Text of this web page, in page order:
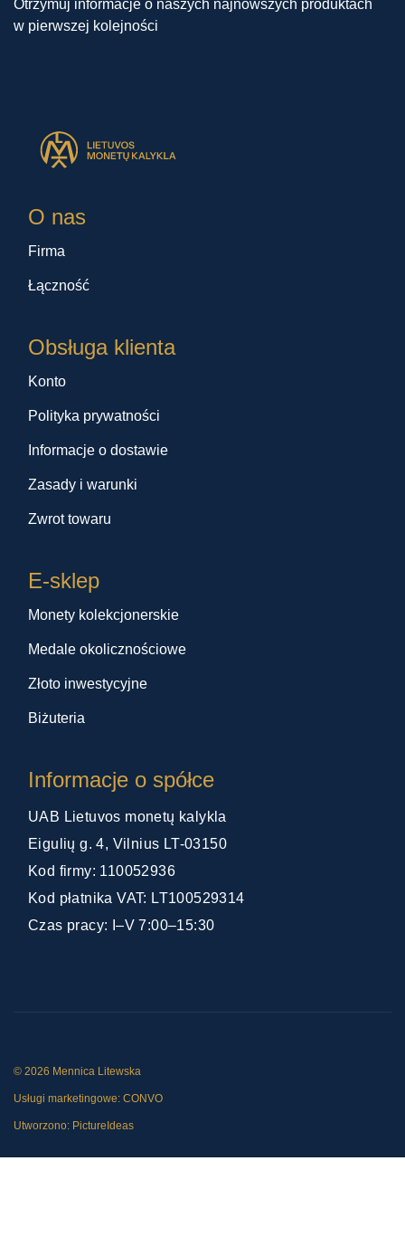
Otrzymuj informacje o naszych najnowszych produktach
w pierwszej kolejności
O nas
Firma
Łączność
Obsługa klienta
Konto
Polityka prywatności
Informacje o dostawie
Zasady i warunki
Zwrot towaru
E-sklep
Monety kolekcjonerskie
Medale okolicznościowe
Złoto inwestycyjne
Biżuteria
Informacje o spółce
UAB Lietuvos monetų kalykla
Eigulių g. 4, Vilnius LT-03150
Kod firmy: 110052936
Kod płatnika VAT: LT100529314
Czas pracy: I–V 7:00–15:30
© 2026 Mennica Litewska
Usługi marketingowe: CONVO
Utworzono: PictureIdeas